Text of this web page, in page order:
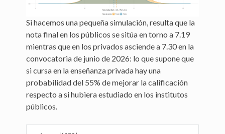
Si hacemos una pequeña simulación, resulta que la
nota final en los públicos se sitúa en torno a 7.19
mientras que en los privados asciende a 7.30 en la
convocatoria de junio de 2026: lo que supone que
si cursa en la enseñanza privada hay una
probabilidad del 55% de mejorar la calificación
respecto a si hubiera estudiado en los institutos
públicos.